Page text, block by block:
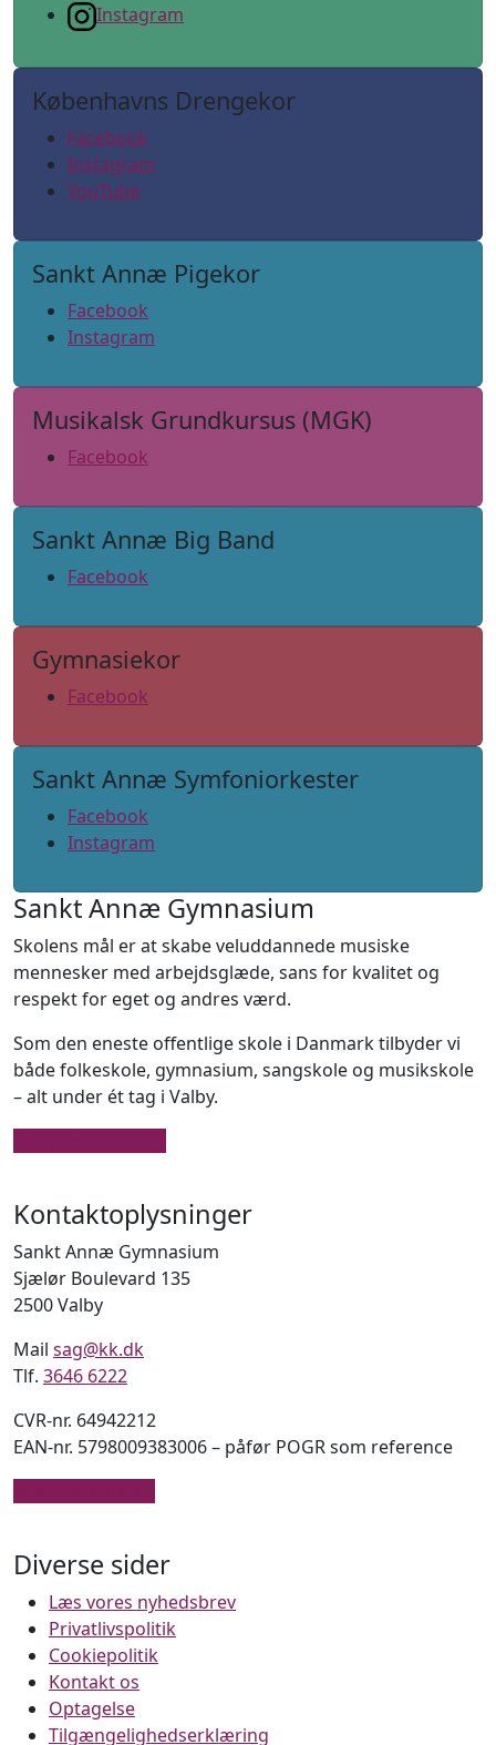
Instagram
Københavns Drengekor
Facebook
Instagram
YouTube
Sankt Annæ Pigekor
Facebook
Instagram
Musikalsk Grundkursus (MGK)
Facebook
Sankt Annæ Big Band
Facebook
Gymnasiekor
Facebook
Sankt Annæ Symfoniorkester
Facebook
Instagram
Sankt Annæ Gymnasium
Skolens mål er at skabe veluddannede musiske
mennesker med arbejdsglæde, sans for kvalitet og
respekt for eget og andres værd.
Som den eneste offentlige skole i Danmark tilbyder vi
både folkeskole, gymnasium, sangskole og musikskole
– alt under ét tag i Valby.
Kontaktoplysninger
Sankt Annæ Gymnasium
Sjælør Boulevard 135
2500 Valby
Mail sag@kk.dk
Tlf. 3646 6222
CVR-nr. 64942212
EAN-nr. 5798009383006 – påfør POGR som reference
Diverse sider
Læs vores nyhedsbrev
Privatlivspolitik
Cookiepolitik
Kontakt os
Optagelse
Tilgængelighedserklæring